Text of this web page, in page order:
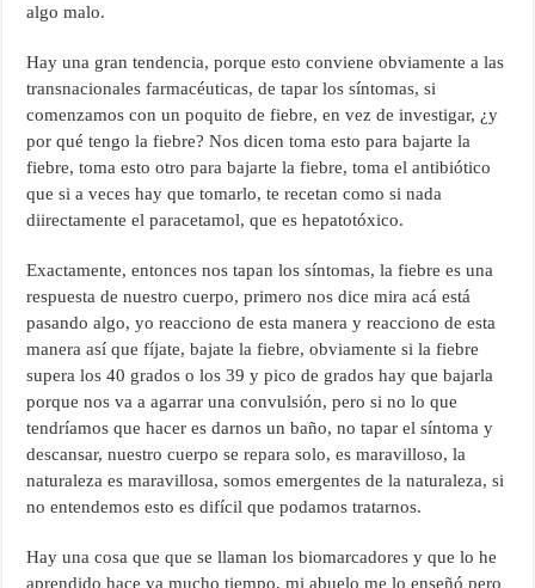
algo malo.
Hay una gran tendencia, porque esto conviene obviamente a las
transnacionales farmacéuticas, de tapar los síntomas, si
comenzamos con un poquito de fiebre, en vez de investigar, ¿y
por qué tengo la fiebre? Nos dicen toma esto para bajarte la
fiebre, toma esto otro para bajarte la fiebre, toma el antibiótico
que si a veces hay que tomarlo, te recetan como si nada
diirectamente el paracetamol, que es hepatotóxico.
Exactamente, entonces nos tapan los síntomas, la fiebre es una
respuesta de nuestro cuerpo, primero nos dice mira acá está
pasando algo, yo reacciono de esta manera y reacciono de esta
manera así que fíjate, bajate la fiebre, obviamente si la fiebre
supera los 40 grados o los 39 y pico de grados hay que bajarla
porque nos va a agarrar una convulsión, pero si no lo que
tendríamos que hacer es darnos un baño, no tapar el síntoma y
descansar, nuestro cuerpo se repara solo, es maravilloso, la
naturaleza es maravillosa, somos emergentes de la naturaleza, si
no entendemos esto es difícil que podamos tratarnos.
Hay una cosa que que se llaman los biomarcadores y que lo he
aprendido hace ya mucho tiempo, mi abuelo me lo enseñó pero